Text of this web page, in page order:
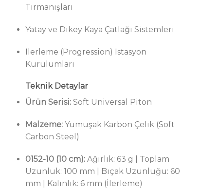
Tırmanışları
Yatay ve Dikey Kaya Çatlağı Sistemleri
İlerleme (Progression) İstasyon
Kurulumları
Teknik Detaylar
Ürün Serisi:Soft Universal Piton
Malzeme:Yumuşak Karbon Çelik (Soft
Carbon Steel)
0152-10 (10 cm):Ağırlık: 63 g | Toplam
Uzunluk: 100 mm | Bıçak Uzunluğu: 60
mm | Kalınlık: 6 mm (İlerleme)